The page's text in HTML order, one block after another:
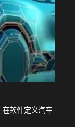
在软件定义汽车